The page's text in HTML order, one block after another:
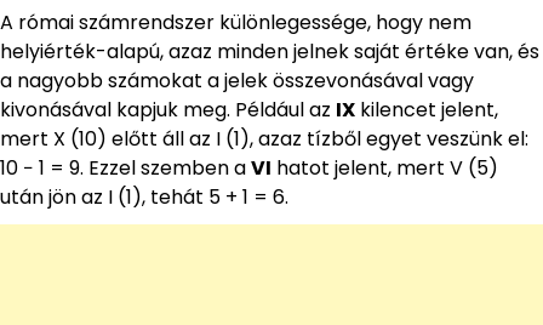
A római számrendszer különlegessége, hogy nem
helyiérték-alapú, azaz minden jelnek saját értéke van, és
a nagyobb számokat a jelek összevonásával vagy
kivonásával kapjuk meg. Például az IX kilencet jelent,
mert X (10) előtt áll az I (1), azaz tízből egyet veszünk el:
10 − 1 = 9. Ezzel szemben aVI hatot jelent, mert V (5)
után jön az I (1), tehát 5 + 1 = 6.